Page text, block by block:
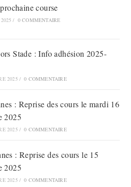
course
/ 0 COMMENTAIRE
Stade : Info adhésion 2025-
2025 / 0 COMMENTAIRE
: Reprise des cours le mardi 16
2025
2025 / 0 COMMENTAIRE
: Reprise des cours le 15
2025
2025 / 0 COMMENTAIRE